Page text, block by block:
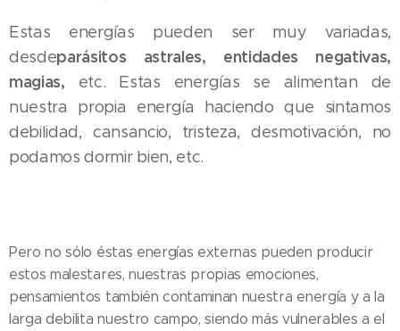
Estas energías pueden ser muy variadas,
desdeparásitos astrales,
entidades negativas,
magias, etc. Estas energías se alimentan de
nuestra propia energía haciendo que sintamos
debilidad, cansancio, tristeza, desmotivación, no
podamos dormir bien, etc.
Pero no sólo éstas energías externas pueden producir
estos malestares, nuestras propias emociones,
pensamientos también contaminan nuestra energía y a la
larga debilita nuestro campo, siendo más vulnerables a el